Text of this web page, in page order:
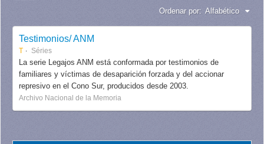
Ordenar por: Alfabético
Testimonios/ ANM
T Séries
La serie Legajos ANM está conformada por testimonios de
familiares y víctimas de desaparición forzada y del accionar
represivo en el Cono Sur, producidos desde 2003.
Archivo Nacional de la Memoria